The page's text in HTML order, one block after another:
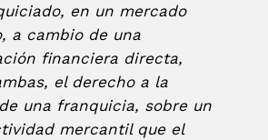
en un mercado
a cambio de una
financiera directa,
el derecho a la
una franquicia, sobre un
mercantil que el